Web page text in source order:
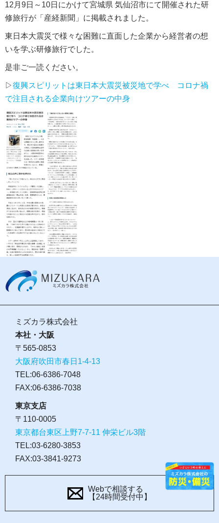
12月9日～10日にかけて宮城県 気仙沼市にて開催された研
修旅行が「産経新聞」に掲載されました。
東日本大震災で様々な困難に直面した企業から経営者の想
いを学ぶ研修旅行でした。
是非ご一読ください。
▷復興スピリットは東日本大震災被災地で学べ コロナ禍
で注目される企業向けツアーの中身
ミズカラ株式会社
本社・大阪
〒565-0853
大阪府吹田市春日1-4-13
TEL:06-6386-7048
FAX:06-6386-7038
東京支店
〒110-0005
東京都台東区上野7-7-11 伸栄ビル3階
TEL:03-6280-3853
FAX:03-3841-9273
Webで相談する
【24時間受付中】